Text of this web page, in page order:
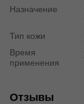
Назначение
Тип кожи
Время
применения
Отзывы